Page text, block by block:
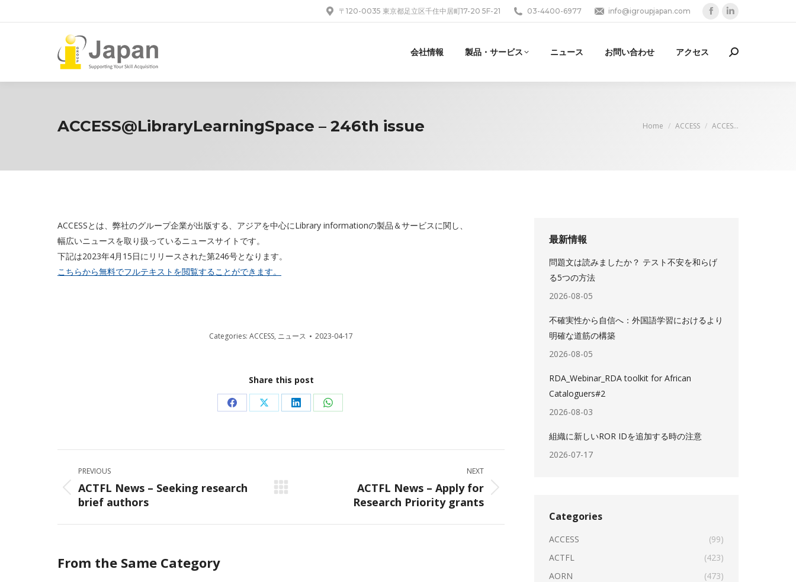
〒120-0035 東京都足立区千住中居町17-20 5F-21 03-4400-6977 info@igroupjapan.com
opensopens
会社情報 製品・サービス ニュース お問い合わせ アクセス Search:
ACCESS@LibraryLearningSpace – 246th issue You are here:
Home ACCESS ACCES…
ACCESSとは、弊社のグループ企業が出版する、アジアを中心にLibrary informationの製品＆サービスに関し、
幅広いニュースを取り扱っているニュースサイトです。
下記は2023年4月15日にリリースされた第246号となります。
こちらから無料でフルテキストを閲覧することができます。
Categories: ACCESS, ニュース 2023-04-17
Share this post
Share
Facebook
Share
X
Share
LinkedIn
Share
WhatsApp
navigation
PREVIOUS
Previous
post:
ACTFL News – Seeking research
brief authors
NEXT
ACTFL News – Apply for
Research Priority grants
From the Same Category
最新情報
問題文は読みましたか？ テスト不安を和らげ
る5つの方法
2026-08-05
不確実性から自信へ：外国語学習におけるより
明確な道筋の構築
2026-08-05
RDA_Webinar_RDA toolkit for African
Cataloguers#2
2026-08-03
組織に新しいROR IDを追加する時の注意
2026-07-17
Categories
ACCESS
(99)
ACTFL
(423)
AORN
(473)